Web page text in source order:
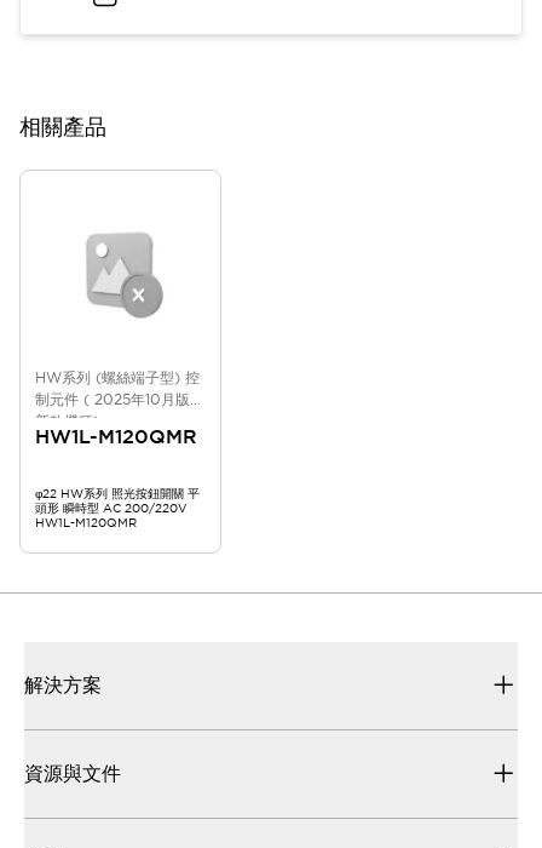
相關產品
HW系列 (螺絲端子型) 控
制元件 ( 2025年10月版
新款機種)
HW1L-M120QMR
φ22 HW系列 照光按鈕開關 平
頭形 瞬時型 AC 200/220V
HW1L-M120QMR
解決方案
資源與文件